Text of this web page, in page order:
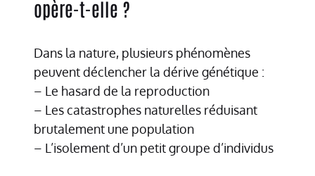
opère-t-elle ?
Dans la nature, plusieurs phénomènes
peuvent déclencher la dérive génétique :
– Le hasard de la reproduction
– Les catastrophes naturelles réduisant
brutalement une population
– L’isolement d’un petit groupe d’individus